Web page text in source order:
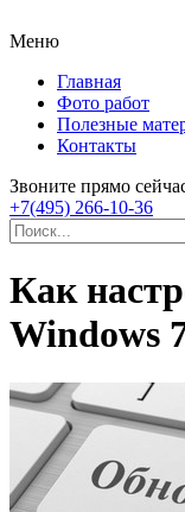
Меню
Главная
Фото работ
Полезные
Контакты
Звоните прямо
+7(495) 266-10-36
Как
Windows